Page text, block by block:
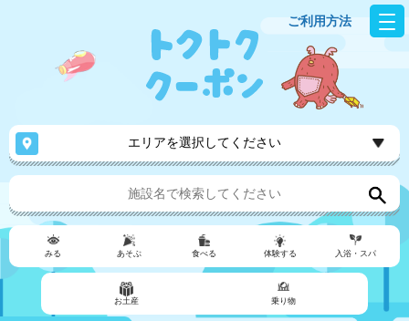
ご利用方法
エリアを選択してください
みる あそぶ 食べる 体験する 入浴・スパ
お土産 乗り物